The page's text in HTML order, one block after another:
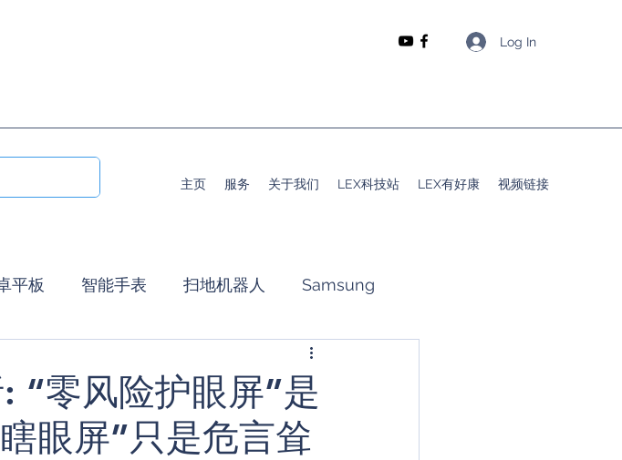
Log In
主页 服务 关于我们 LEX科技站 LEX有好康 视频链接
平板 智能手表 扫地机器人 Samsung
晴给你分享
摄影街拍 Apple iPad 笔记本电脑
“零风险护眼屏”是
眼屏”只是危言耸